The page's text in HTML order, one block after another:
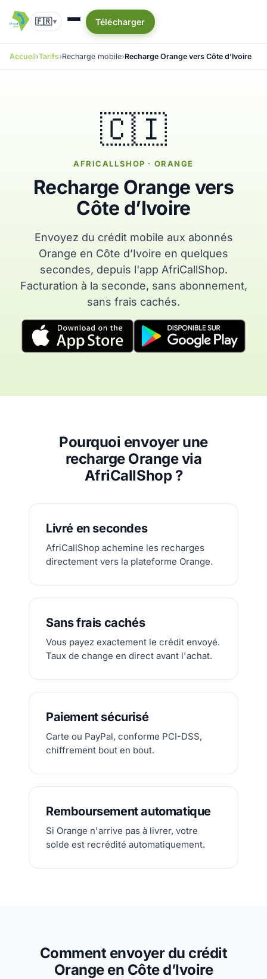
🇫🇷▾ Télécharger
Accueil Tarifs Recharge mobile Recharge Orange vers Côte d’Ivoire
🇨🇮
AFRICALLSHOP · ORANGE
Recharge Orange vers
Côte d’Ivoire
Envoyez du crédit mobile aux abonnés
Orange en Côte d’Ivoire en quelques
secondes, depuis l'app AfriCallShop.
Facturation à la seconde, sans abonnement,
sans frais cachés.
Pourquoi envoyer une
recharge Orange via
AfriCallShop ?
Livré en secondes
AfriCallShop achemine les recharges
directement vers la plateforme Orange.
Sans frais cachés
Vous payez exactement le crédit envoyé.
Taux de change en direct avant l'achat.
Paiement sécurisé
Carte ou PayPal, conforme PCI-DSS,
chiffrement bout en bout.
Remboursement automatique
Si Orange n'arrive pas à livrer, votre
solde est recrédité automatiquement.
Comment envoyer du crédit
Orange en Côte d’Ivoire